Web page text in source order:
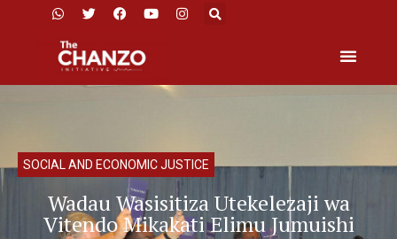
SOCIAL AND ECONOMIC JUSTICE
Wadau Wasisitiza Utekelezaji wa
Vitendo Mikakati Elimu Jumuishi